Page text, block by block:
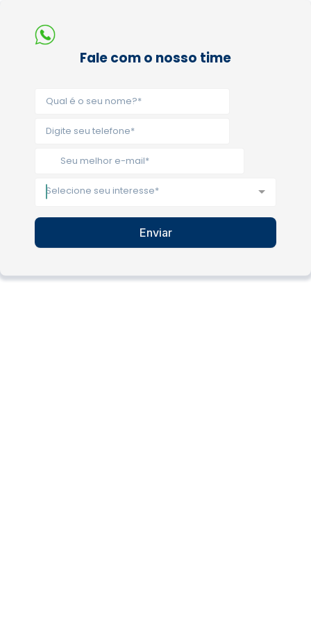
Fale com o nosso time
Selecione seu interesse*
Enviar